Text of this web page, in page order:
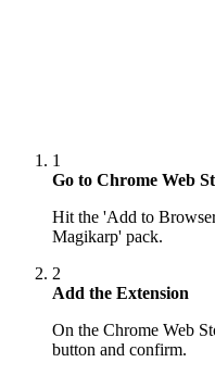
1
Go to Chrome Web
Hit the 'Add to
Magikarp' pack.
2
Add the Extension
On the Chrome Web
button and confirm.